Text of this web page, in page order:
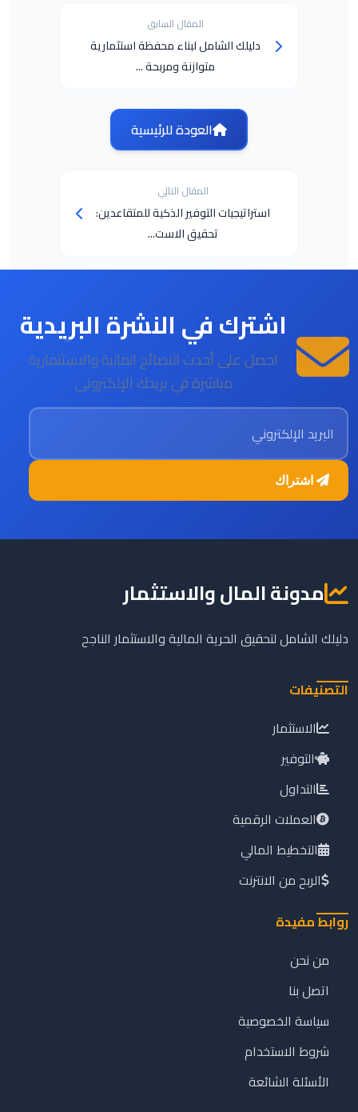
المقال السابق
دليلك الشامل لبناء محفظة استثمارية
متوازنة ومربحة ...
العودة للرئيسية
المقال التالي
استراتيجيات التوفير الذكية للمتقاعدين:
تحقيق الاست...
اشترك في النشرة البريدية
احصل على أحدث النصائح المالية والاستثمارية
مباشرة في بريدك الإلكتروني
البريد الإلكتروني
مدونة المال والاستثمار
دليلك الشامل لتحقيق الحرية المالية والاستثمار الناجح
التصنيفات
الاستثمار
التوفير
التداول
العملات الرقمية
التخطيط المالي
الربح من الانترنت
روابط مفيدة
من نحن
اتصل بنا
سياسة الخصوصية
شروط الاستخدام
الأسئلة الشائعة